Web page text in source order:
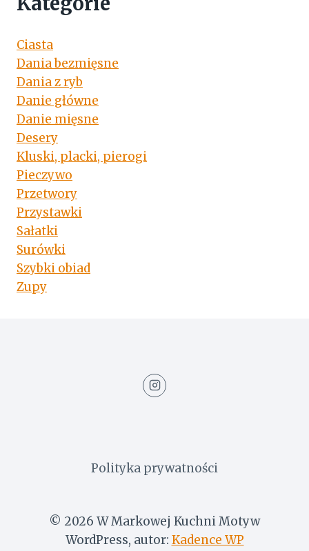
Ciasta
Dania bezmięsne
Dania z ryb
Danie główne
Danie mięsne
Desery
Kluski, placki, pierogi
Pieczywo
Przetwory
Przystawki
Sałatki
Surówki
Szybki obiad
Zupy
Polityka prywatności
© 2026 W Markowej Kuchni Motyw
WordPress, autor: Kadence WP